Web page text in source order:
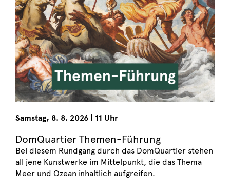
Samstag, 8. 8. 2026 11 Uhr
DomQuartier Themen-Führung
Bei diesem Rundgang durch das DomQuartier stehen
all jene Kunstwerke im Mittelpunkt, die das Thema
Meer und Ozean inhaltlich aufgreifen.